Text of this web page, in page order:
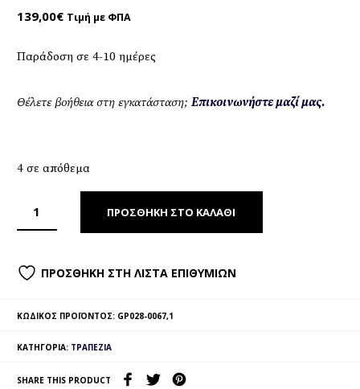
139,00€ Τιμή με ΦΠΑ
Παράδοση σε 4-10 ημέρες
Θέλετε βοήθεια στη εγκατάσταση; Επικοινωνήστε μαζί μας.
4 σε απόθεμα
ΠΡΟΣΘΉΚΗ ΣΤΟ ΚΑΛΆΘΙ
ΠΡΟΣΘΉΚΗ ΣΤΗ ΛΊΣΤΑ ΕΠΙΘΥΜΙΏΝ
ΚΩΔΙΚΌΣ ΠΡΟΪΌΝΤΟΣ: GP028-0067,1
ΚΑΤΗΓΟΡΊΑ: ΤΡΑΠΈΖΙΑ
SHARE THIS PRODUCT